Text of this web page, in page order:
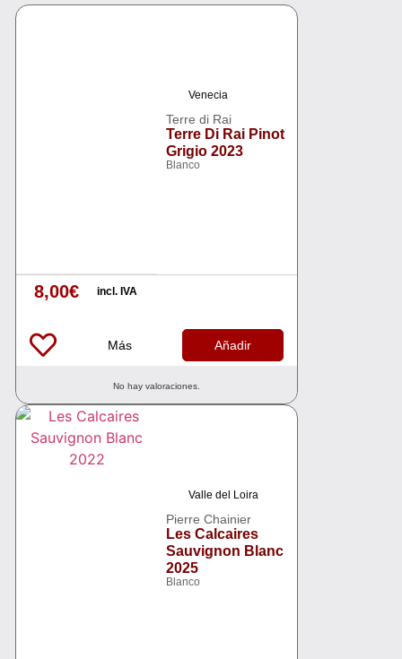
Italia
Venecia
Terre di Rai
Terre Di Rai Pinot
Grigio 2023
Blanco
8,00€ incl. IVA
Más Añadir
No hay valoraciones.
Valle del Loira
Pierre Chainier
Les Calcaires
Sauvignon Blanc
2025
Blanco